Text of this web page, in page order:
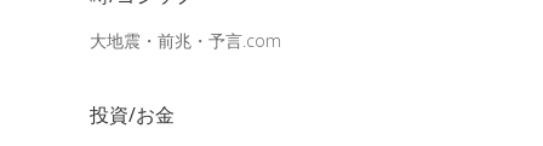
大地震・前兆・予言.com
投資/お金